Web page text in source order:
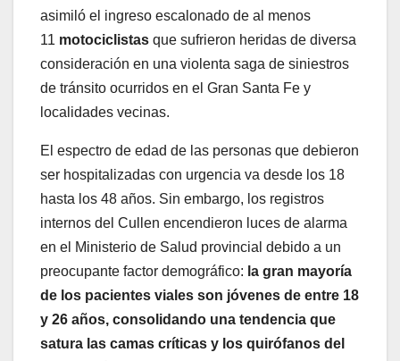
asimiló el ingreso escalonado de al menos
11 motociclistas que sufrieron heridas de diversa
consideración en una violenta saga de siniestros
de tránsito ocurridos en el Gran Santa Fe y
localidades vecinas.
El espectro de edad de las personas que debieron
ser hospitalizadas con urgencia va desde los 18
hasta los 48 años. Sin embargo, los registros
internos del Cullen encendieron luces de alarma
en el Ministerio de Salud provincial debido a un
preocupante factor demográfico: la gran mayoría
de los pacientes viales son jóvenes de entre 18
y 26 años, consolidando una tendencia que
satura las camas críticas y los quirófanos del